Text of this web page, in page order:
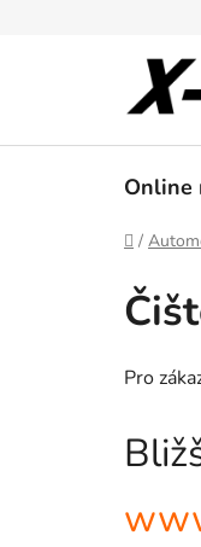
Online
Domů
/
Pro